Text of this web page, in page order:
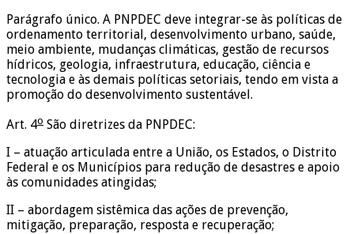
Parágrafo único. A PNPDEC deve integrar-se às políticas de
ordenamento territorial, desenvolvimento urbano, saúde,
meio ambiente, mudanças climáticas, gestão de recursos
hídricos, geologia, infraestrutura, educação, ciência e
tecnologia e às demais políticas setoriais, tendo em vista a
promoção do desenvolvimento sustentável.
Art. 4o São diretrizes da PNPDEC:
I – atuação articulada entre a União, os Estados, o Distrito
Federal e os Municípios para redução de desastres e apoio
às comunidades atingidas;
II – abordagem sistêmica das ações de prevenção,
mitigação, preparação, resposta e recuperação;